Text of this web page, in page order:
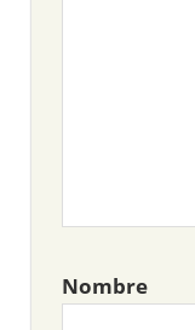
Nombre